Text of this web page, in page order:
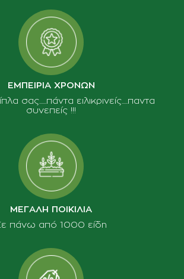
ΕΜΠΕΙΡΙΑ ΧΡΟΝΩΝ
σας......πάντα ειλικρινείς.....παντα
συνεπείς !!!
ΜΕΓΑΛΗ ΠΟΙΚΙΛΙΑ
πάνω από 1000 είδη